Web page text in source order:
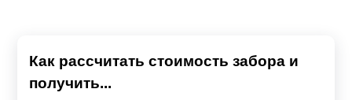
Как рассчитать стоимость забора и
получить...